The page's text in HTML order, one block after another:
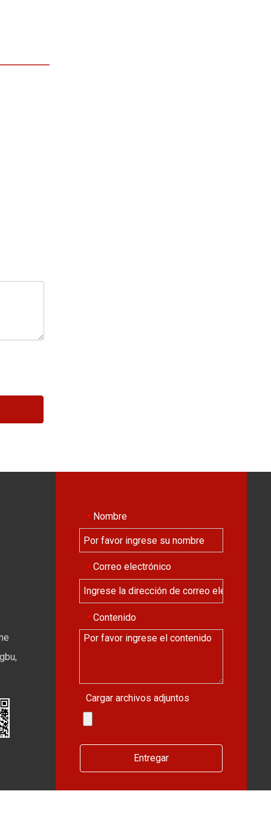
* Nombre
* Correo electrónico
* Contenido
Cargar archivos adjuntos
Entregar